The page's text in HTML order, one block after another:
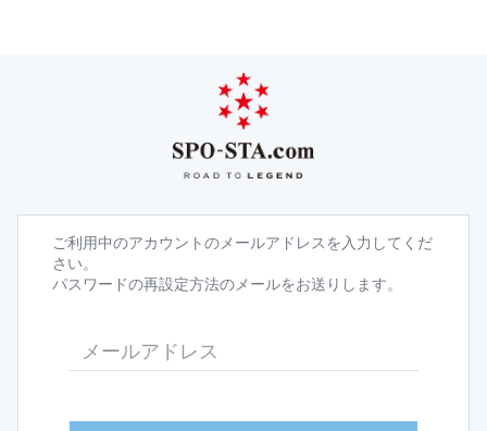
ご利用中のアカウントのメールアドレスを入力してくだ
さい。
パスワードの再設定方法のメールをお送りします。